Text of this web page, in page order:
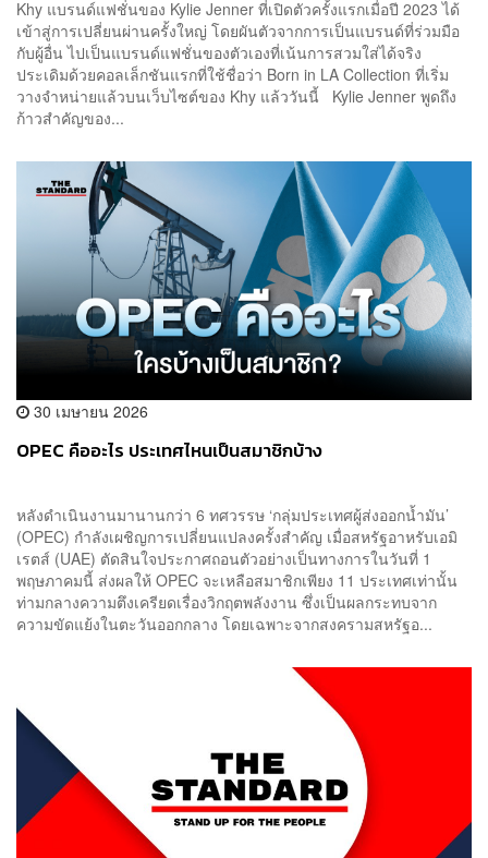
Khy แบรนด์แฟชั่นของ Kylie Jenner ที่เปิดตัวครั้งแรกเมื่อปี 2023 ได้
เข้าสู่การเปลี่ยนผ่านครั้งใหญ่ โดยผันตัวจากการเป็นแบรนด์ที่ร่วมมือ
กับผู้อื่น ไปเป็นแบรนด์แฟชั่นของตัวเองที่เน้นการสวมใส่ได้จริง
ประเดิมด้วยคอลเล็กชันแรกที่ใช้ชื่อว่า Born in LA Collection ที่เริ่ม
วางจำหน่ายแล้วบนเว็บไซต์ของ Khy แล้ววันนี้ Kylie Jenner พูดถึง
ก้าวสำคัญของ...
30 เมษายน 2026
OPEC คืออะไร ประเทศไหนเป็นสมาชิกบ้าง
หลังดำเนินงานมานานกว่า 6 ทศวรรษ ‘กลุ่มประเทศผู้ส่งออกน้ำมัน’
(OPEC) กำลังเผชิญการเปลี่ยนแปลงครั้งสำคัญ เมื่อสหรัฐอาหรับเอมิ
เรตส์ (UAE) ตัดสินใจประกาศถอนตัวอย่างเป็นทางการในวันที่ 1
พฤษภาคมนี้ ส่งผลให้ OPEC จะเหลือสมาชิกเพียง 11 ประเทศเท่านั้น
ท่ามกลางความตึงเครียดเรื่องวิกฤตพลังงาน ซึ่งเป็นผลกระทบจาก
ความขัดแย้งในตะวันออกกลาง โดยเฉพาะจากสงครามสหรัฐอ...